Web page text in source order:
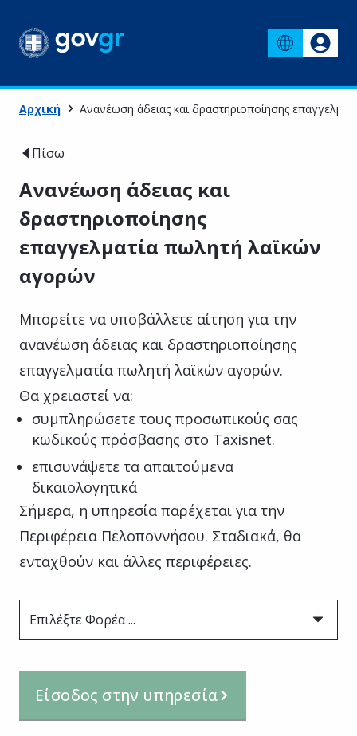
Αρχική Ανανέωση άδειας και δραστηριοποίησης
Πίσω
Ανανέωση άδειας και
δραστηριοποίησης
επαγγελματία πωλητή λαϊκών
αγορών
Μπορείτε να υποβάλλετε αίτηση για την
ανανέωση άδειας και δραστηριοποίησης
επαγγελματία πωλητή λαϊκών αγορών.
Θα χρειαστεί να:
συμπληρώσετε τους προσωπικούς σας
κωδικούς πρόσβασης στο Taxisnet.
επισυνάψετε τα απαιτούμενα
δικαιολογητικά
Σήμερα, η υπηρεσία παρέχεται για την
Περιφέρεια Πελοποννήσου. Σταδιακά, θα
ενταχθούν και άλλες περιφέρειες.
Επιλέξτε Φορέα ...
Είσοδος στην υπηρεσία